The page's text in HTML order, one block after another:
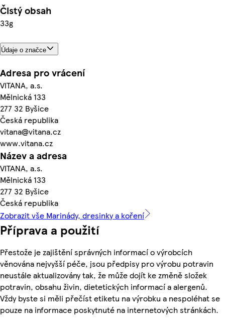
Čistý obsah
33g
Údaje o značce
Adresa pro vrácení
VITANA, a.s.
Mělnická 133
277 32 Byšice
Česká republika
vitana@vitana.cz
www.vitana.cz
Název a adresa
VITANA, a.s.
Mělnická 133
277 32 Byšice
Česká republika
Zobrazit vše Marinády, dresinky a koření
Příprava a použití
Přestože je zajištění správných informací o výrobcích
věnována nejvyšší péče, jsou předpisy pro výrobu potravin
neustále aktualizovány tak, že může dojít ke změně složek
potravin, obsahu živin, dietetických informací a alergenů.
Vždy byste si měli přečíst etiketu na výrobku a nespoléhat se
pouze na informace poskytnuté na internetových stránkách.